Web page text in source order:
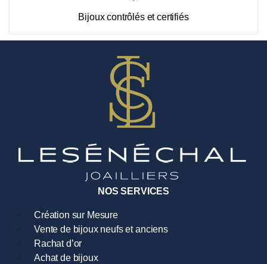
Bijoux contrôlés et certifiés
NOS SERVICES
Création sur Mesure
Vente de bijoux neufs et anciens
Rachat d’or
Achat de bijoux